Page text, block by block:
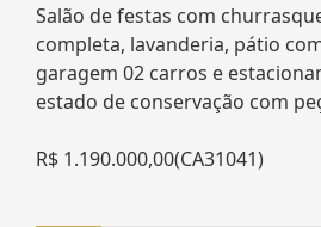
Salão de festas com
completa, lavanderia, pátio
garagem 02 carros e
estado de conservação com
R$ 1.190.000,00(CA31041)